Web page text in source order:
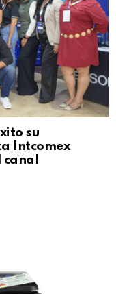
su
Intcomex